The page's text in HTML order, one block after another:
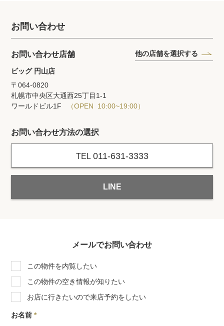
お問い合わせ
お問い合わせ店舗 他の店舗を選択する
ビッグ 円山店
〒064-0820
札幌市中央区大通西25丁目1‐1
ワールドビル1F
（OPEN 10:00~19:00）
お問い合わせ方法の選択
TEL 011-631-3333
LINE
メールでお問い合わせ
この物件を内覧したい
この物件の空き情報が知りたい
お店に行きたいので来店予約をしたい
お名前*